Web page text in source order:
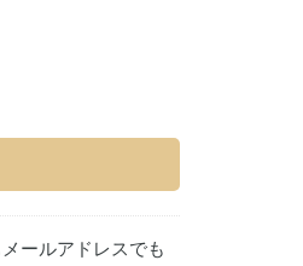
ールアドレスでも